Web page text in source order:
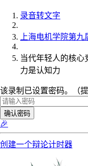
录音转文字
上海电机学院第九
当代年轻人的核心
力是认知力
该录制已设置密码。（
确认密码
🎉
创建一个辩论计时器